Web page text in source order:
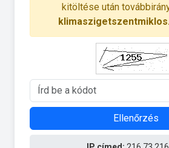
kitöltése után
Ellenőrzés